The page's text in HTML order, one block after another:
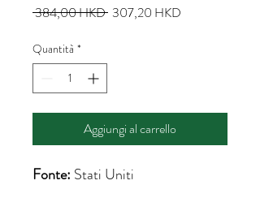
384,00 HKD Prezzo
307,20 HKD
Quantità *
Aggiungi al carrello
Fonte: Stati Uniti